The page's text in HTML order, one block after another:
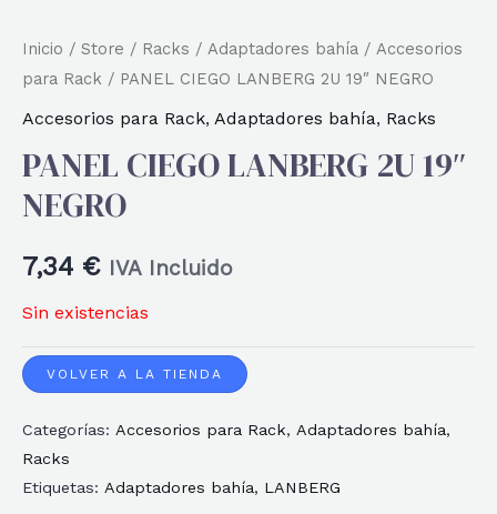
Inicio / Store / Racks / Adaptadores bahía / Accesorios
para Rack / PANEL CIEGO LANBERG 2U 19″ NEGRO
Accesorios para Rack, Adaptadores bahía, Racks
PANEL CIEGO LANBERG 2U 19″
NEGRO
7,34 € IVA Incluido
Sin existencias
VOLVER A LA TIENDA
Categorías: Accesorios para Rack, Adaptadores bahía,
Racks
Etiquetas: Adaptadores bahía, LANBERG